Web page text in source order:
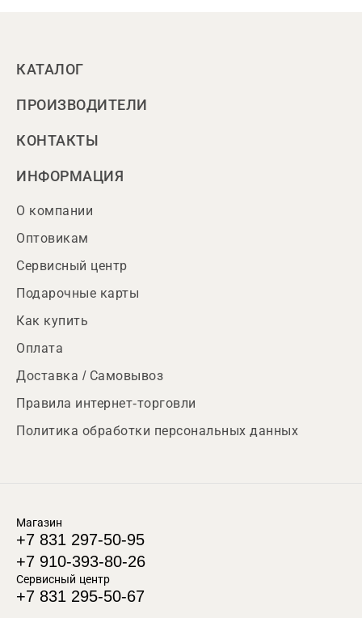
КАТАЛОГ
ПРОИЗВОДИТЕЛИ
КОНТАКТЫ
ИНФОРМАЦИЯ
О компании
Оптовикам
Сервисный центр
Подарочные карты
Как купить
Оплата
Доставка / Самовывоз
Правила интернет-торговли
Политика обработки персональных данных
Магазин
+7 831 297-50-95
+7 910-393-80-26
Сервисный центр
+7 831 295-50-67